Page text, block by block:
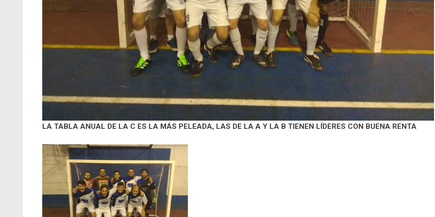
LA TABLA ANUAL DE LA C ES LA MÁS PELEADA, LAS DE LA A Y LA B TIENEN LÍDERES CON BUENA RENTA